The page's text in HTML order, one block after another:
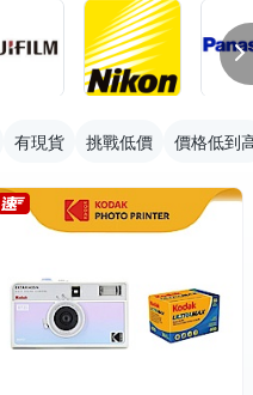
有現貨 挑戰低價 價格低到